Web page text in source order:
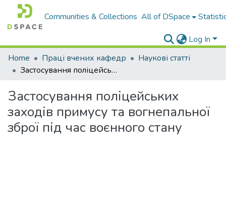
Communities & Collections All of DSpace
Log In
Home
Праці вчених кафедр
Наукові статті
Застосування поліцейських заходів примусу та вогнепальної зброї під час воєнного стану
Застосування поліцейських
заходів примусу та вогнепальної
зброї під час воєнного стану